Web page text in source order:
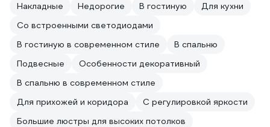
Накладные
Недорогие В гостиную
Для кухни
Со встроенными светодиодами
В гостиную в современном стиле
В спальню
Подвесные
Особенности декоративный
В спальню в современном стиле
Для прихожей и коридора
С регулировкой яркости
Большие люстры для высоких потолков